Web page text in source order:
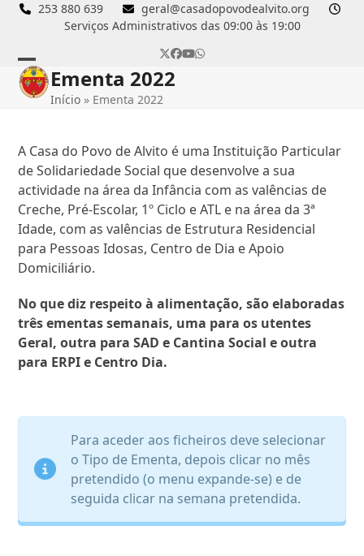
Skip
253 880 639
geral@casadopovodealvito.org
Serviços Administrativos das 09:00 às 19:00
Twitter
Facebook
YouTube
Whatsapp
Open
mobile
Close
mobile
Ementa 2022
Início » Ementa 2022
A Casa do Povo de Alvito é uma Instituição Particular
de Solidariedade Social que desenvolve a sua
actividade na área da Infância com as valências de
Creche, Pré-Escolar, 1º Ciclo e ATL e na área da 3ª
Idade, com as valências de Estrutura Residencial
para Pessoas Idosas, Centro de Dia e Apoio
Domiciliário.
No que diz respeito à alimentação, são elaboradas
três ementas semanais, uma para os utentes
Geral, outra para SAD e Cantina Social e outra
para ERPI e Centro Dia.
Para aceder aos ficheiros deve selecionar
o Tipo de Ementa, depois clicar no mês
pretendido (o menu expande-se) e de
seguida clicar na semana pretendida.